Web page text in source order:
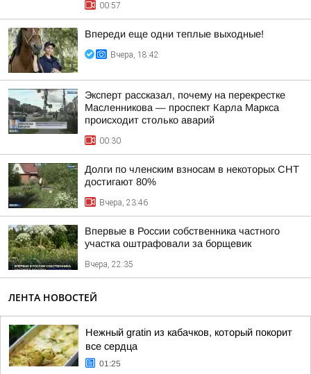
00:57
Впереди еще одни теплые выходные!
Вчера, 18:42
Эксперт рассказал, почему на перекрестке
Масленникова — проспект Карла Маркса
происходит столько аварий
00:30
Долги по членским взносам в некоторых СНТ
достигают 80%
Вчера, 23:46
Впервые в России собственника частного
участка оштрафовали за борщевик
Вчера, 22:35
ЛЕНТА НОВОСТЕЙ
Нежный gratin из кабачков, который покорит
все сердца
01:25